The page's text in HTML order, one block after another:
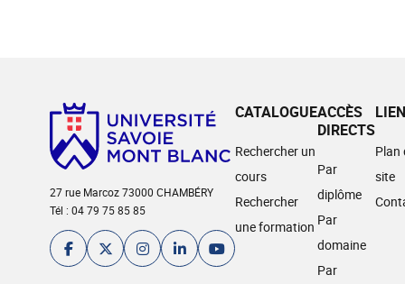
27 rue Marcoz 73000 CHAMBÉRY
Tél : 04 79 75 85 85
CATALOGUE
Rechercher un
cours
Rechercher
une formation
ACCÈS
DIRECTS
Par
diplôme
Par
domaine
Par
Plan
site